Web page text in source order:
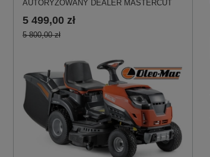
AUTORYZOWANY DEALER MASTERCUT
5 499,00 zł
5 800,00 zł